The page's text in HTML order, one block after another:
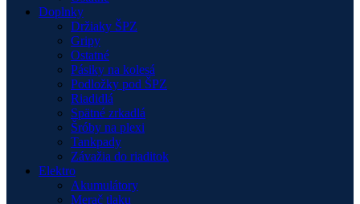
Doplnky
Držiaky ŠPZ
Gripy
Ostatné
Pásiky na kolesá
Podložky pod ŠPZ
Riadidlá
Spätné zrkadlá
Šróby na plexi
Tankpady
Závažia do riaditok
Elektro
Akumulátory
Merač tlaku